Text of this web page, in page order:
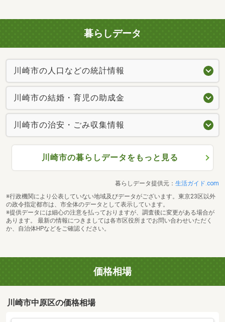
暮らしデータ
川崎市の人口などの統計情報
川崎市の結婚・育児の助成金
川崎市の治安・ごみ収集情報
川崎市の暮らしデータをもっと見る
暮らしデータ提供元： 生活ガイド.com
※行政機関により公表していない地域及びデータがございます。東京23区以外
の政令指定都市は、市全体のデータとして表示しています。
※提供データには細心の注意を払っておりますが、調査後に変更がある場合が
あります。 最新の情報につきましては各市区役所までお問い合わせいただく
か、自治体HPなどをご確認ください。
価格相場
川崎市中原区の価格相場